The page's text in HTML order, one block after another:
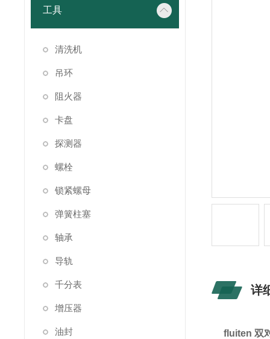
工具
清洗机
吊环
阻火器
卡盘
探测器
螺栓
锁紧螺母
弹簧柱塞
轴承
导轨
千分表
增压器
油封
详
fluiten 双